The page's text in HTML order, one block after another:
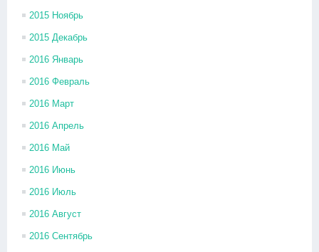
2015 Ноябрь
2015 Декабрь
2016 Январь
2016 Февраль
2016 Март
2016 Апрель
2016 Май
2016 Июнь
2016 Июль
2016 Август
2016 Сентябрь